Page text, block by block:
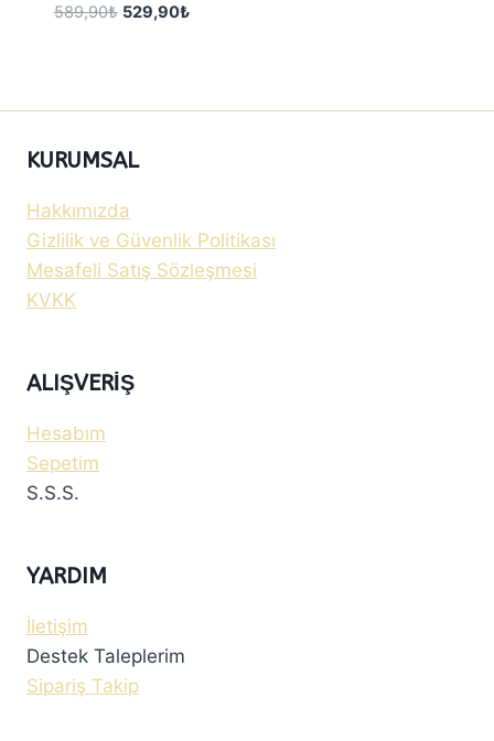
589,90₺ Orijinal
529,90₺Şu
KURUMSAL
Hakkımızda
Gizlilik ve Güvenlik Politikası
Mesafeli Satış Sözleşmesi
KVKK
ALIŞVERIŞ
Hesabım
Sepetim
S.S.S.
YARDIM
İletişim
Destek Taleplerim
Sipariş Takip